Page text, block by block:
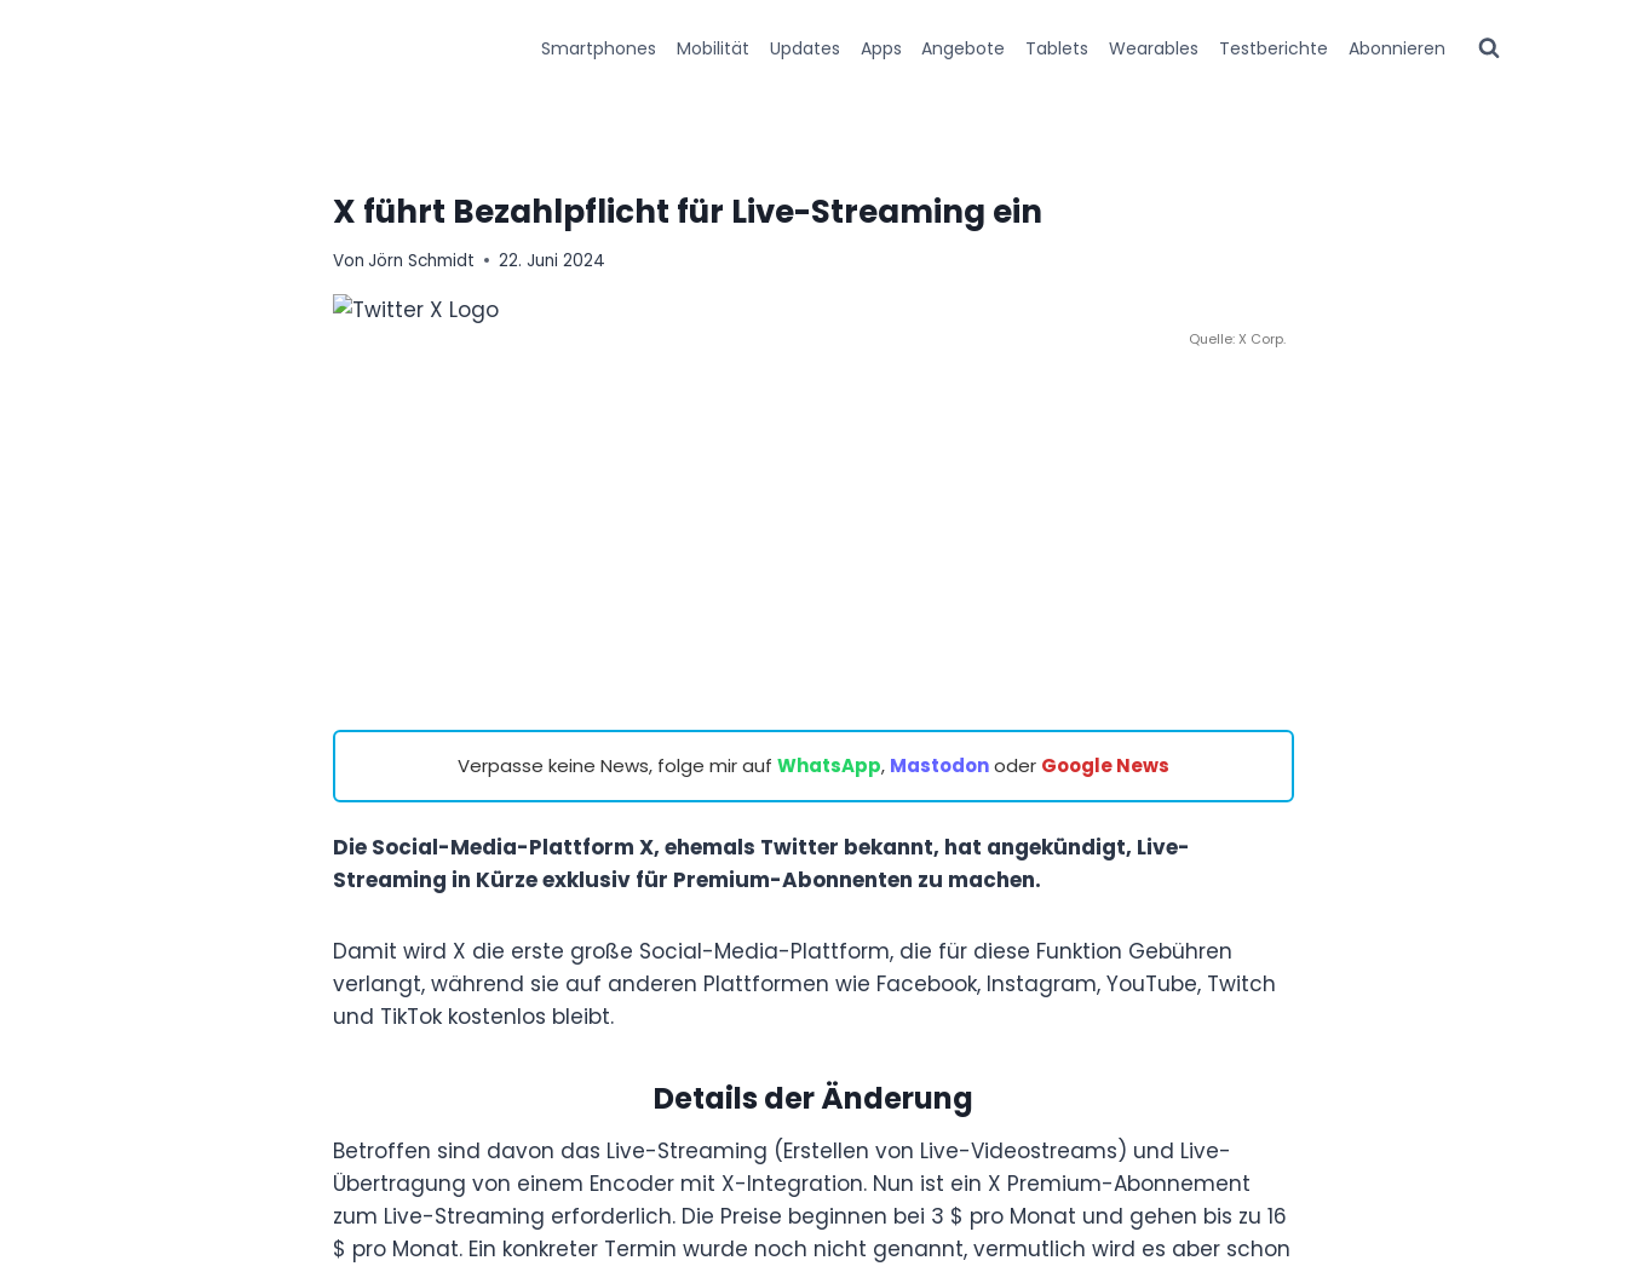
Smartphones Mobilität Updates Apps Angebote Tablets Wearables Testberichte Abonnieren
X führt Bezahlpflicht für Live-Streaming ein
Von Jörn Schmidt 22. Juni 2024
Quelle: X Corp.
Verpasse keine News, folge mir auf WhatsApp, Mastodonoder Google News
Die Social-Media-Plattform X, ehemals Twitter bekannt, hat angekündigt, Live-
Streaming in Kürze exklusiv für Premium-Abonnenten zu machen.
Damit wird X die erste große Social-Media-Plattform, die für diese Funktion Gebühren
verlangt, während sie auf anderen Plattformen wie Facebook, Instagram, YouTube, Twitch
und TikTok kostenlos bleibt.
Details der Änderung
Betroffen sind davon das Live-Streaming (Erstellen von Live-Videostreams) und Live-
Übertragung von einem Encoder mit X-Integration. Nun ist ein X Premium-Abonnement
zum Live-Streaming erforderlich. Die Preise beginnen bei 3 $ pro Monat und gehen bis zu 16
$ pro Monat. Ein konkreter Termin wurde noch nicht genannt, vermutlich wird es aber schon